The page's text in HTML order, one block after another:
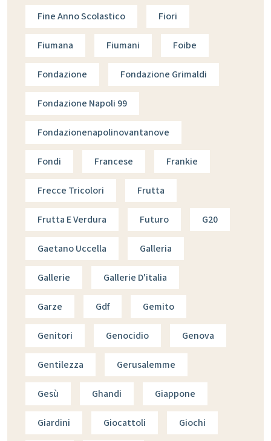
Fine Anno Scolastico Fiori
Fiumana Fiumani Foibe
Fondazione Fondazione Grimaldi
Fondazione Napoli 99
Fondazionenapolinovantanove
Fondi Francese Frankie
Frecce Tricolori Frutta
Frutta E Verdura Futuro G20
Gaetano Uccella Galleria
Gallerie Gallerie D'italia
Garze Gdf Gemito
Genitori Genocidio Genova
Gentilezza Gerusalemme
Gesù Ghandi Giappone
Giardini Giocattoli Giochi